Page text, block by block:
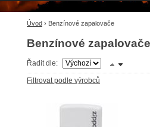
Úvod › Benzínové zapalovače
Benzínové zapalovače
Řadit dle:
Filtrovat podle výrobců